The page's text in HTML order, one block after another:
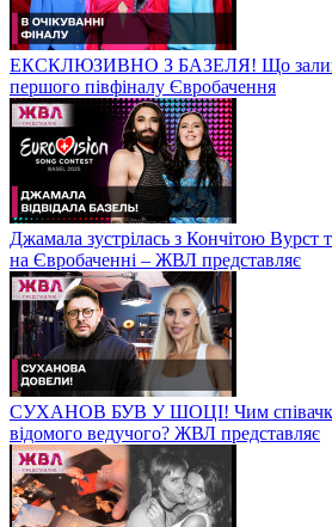
ЕКСКЛЮЗИВНО З БАЗЕЛЯ! Що
першого півфіналу Євробачення
Джамала зустрілась з Кончітою Вурст
на Євробаченні – ЖВЛ представляє
СУХАНОВ БУВ У ШОЦІ! Чим
відомого ведучого? ЖВЛ представляє